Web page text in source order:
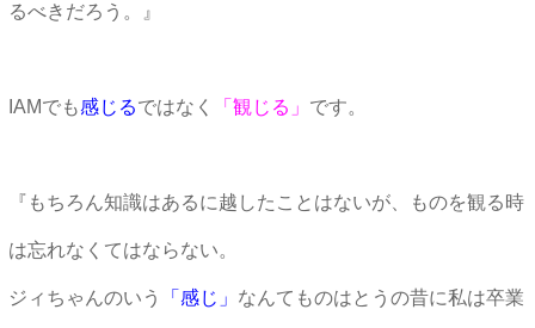
るべきだろう。』
IAMでも感じるではなく 「観じる」 です。
『もちろん知識はあるに越したことはないが、ものを観る時
は忘れなくてはならない。
ジィちゃんのいう 「感じ」 なんてものはとうの昔に私は卒業